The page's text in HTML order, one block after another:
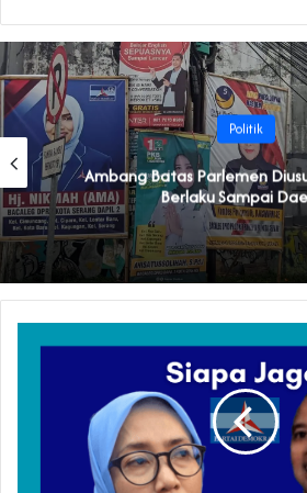
Politik
Ambang Batas Parlemen
Berlaku Sampai